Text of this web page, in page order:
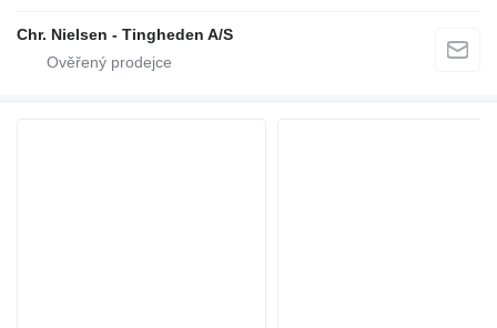
Chr. Nielsen - Tingheden A/S